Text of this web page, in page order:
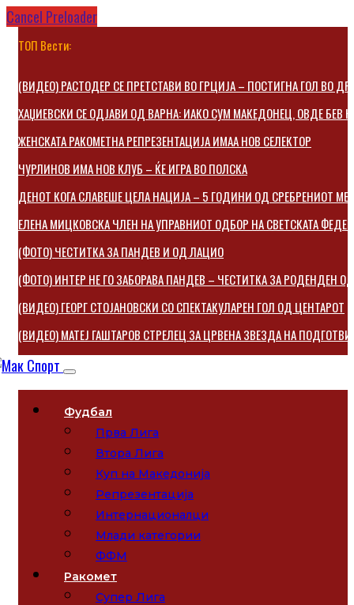
Cancel Preloader
ТОП Вести:
(ВИДЕО) РАСТОДЕР СЕ ПРЕТСТАВИ ВО ГРЦИЈА – ПОСТИГНА ГОЛ ВО
ХАЏИЕВСКИ СЕ ОДЈАВИ ОД ВАРНА: ИАКО СУМ МАКЕДОНЕЦ, ОВДЕ БЕВ
ЖЕНСКАТА РАКОМЕТНА РЕПРЕЗЕНТАЦИЈА ИМАА НОВ СЕЛЕКТОР
ЧУРЛИНОВ ИМА НОВ КЛУБ – ЌЕ ИГРА ВО ПОЛСКА
ДЕНОТ КОГА СЛАВЕШЕ ЦЕЛА НАЦИЈА – 5 ГОДИНИ ОД СРЕБРЕНИОТ
ЕЛЕНА МИЦКОВСКA ЧЛЕН НА УПРАВНИОТ ОДБОР НА СВЕТСКАТА
(ФОТО) ЧЕСТИТКА ЗА ПАНДЕВ И ОД ЛАЦИО
(ФОТО) ИНТЕР НЕ ГО ЗАБОРАВА ПАНДЕВ – ЧЕСТИТКА ЗА РОДЕНДЕН
(ВИДЕО) ГЕОРГ СТОЈАНОВСКИ СО СПЕКТАКУЛАРЕН ГОЛ ОД ЦЕНТАРОТ
(ВИДЕО) МАТЕЈ ГАШТАРОВ СТРЕЛЕЦ ЗА ЦРВЕНА ЗВЕЗДА НА
Фудбал
Прва Лига
Втора Лига
Куп на Македонија
Репрезентација
Интернационалци
Млади категории
ФФМ
Ракомет
Супер Лига